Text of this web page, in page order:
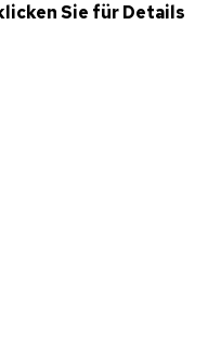
Sie für Details